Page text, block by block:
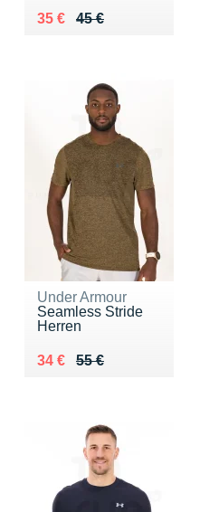
45 €
Au lieu de 45 €
35 €
Vendu 35 €
Under Armour
Seamless Stride
Herren
55 €
Au lieu de 55 €
34 €
Vendu 34 €